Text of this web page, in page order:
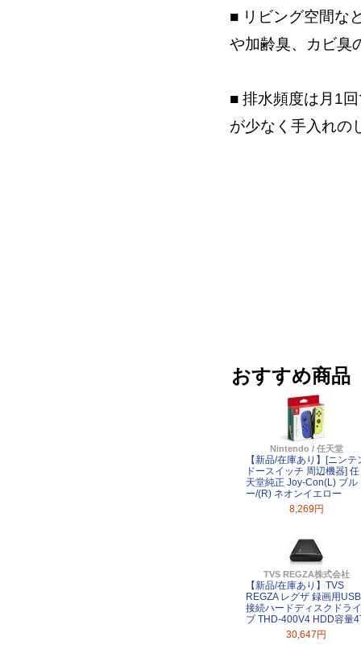
■ リビング空間な
や加齢臭、カビ臭
■ 排水頻度は月1
が少なく手入れの
おすすめ商品
Nintendo / 任天堂
【新品/在庫あり】[ニンテ
ドースイッチ 周辺機器] 任
天堂純正 Joy-Con(L) ブル
ー/(R) ネオンイエロー
8,269円
TVS REGZA株式会社
【新品/在庫あり】TVS
REGZA レグザ 録画用USB
接続ハードディスクドライ
ブ THD-400V4 HDD容量
30,647円